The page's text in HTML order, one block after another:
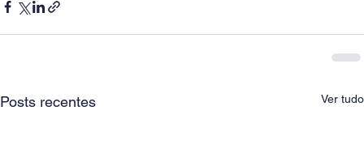
Posts recentes Ver tudo